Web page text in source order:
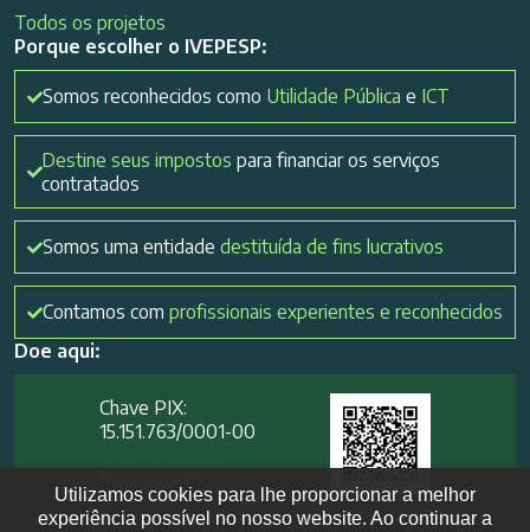
Todos os projetos
Porque escolher o IVEPESP:
Somos reconhecidos como Utilidade Pública e ICT
Destine seus impostos para financiar os serviços
contratados
Somos uma entidade destituída de fins lucrativos
Contamos com profissionais experientes e reconhecidos
Doe aqui:
Chave PIX:
15.151.763/0001-00​
Utilizamos cookies para lhe proporcionar a melhor
experiência possível no nosso website. Ao continuar a